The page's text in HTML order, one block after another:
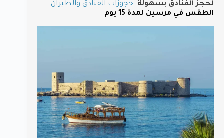
لحجز الفنادق بسهولة: حجوزات الفنادق والطيران
الطقس في مرسين لمدة 15 يوم